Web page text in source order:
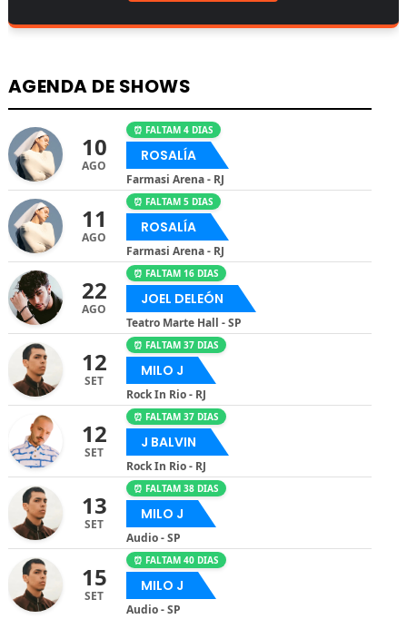
AGENDA DE SHOWS
10
AGO
⏰ FALTAM 4 DIAS
ROSALÍA
Farmasi Arena - RJ
11
AGO
⏰ FALTAM 5 DIAS
ROSALÍA
Farmasi Arena - RJ
22
AGO
⏰ FALTAM 16 DIAS
JOEL DELEÓN
Teatro Marte Hall - SP
12
SET
⏰ FALTAM 37 DIAS
MILO J
Rock In Rio - RJ
12
SET
⏰ FALTAM 37 DIAS
J BALVIN
Rock In Rio - RJ
13
SET
⏰ FALTAM 38 DIAS
MILO J
Audio - SP
15
SET
⏰ FALTAM 40 DIAS
MILO J
Audio - SP